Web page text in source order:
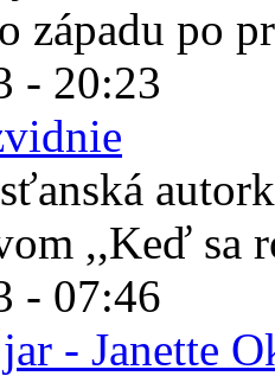
západu po
- 20:23
,,Keď sa
- 07:46
- Janette